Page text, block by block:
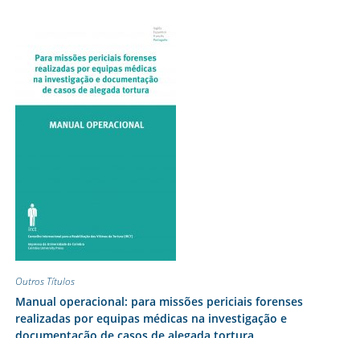
Outros Títulos
Manual operacional: para missões periciais forenses
realizadas por equipas médicas na investigação e
documentação de casos de alegada tortura